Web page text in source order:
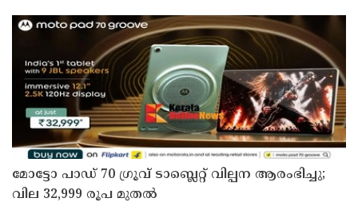
മോട്ടോ പാഡ് 70 ഗ്രൂവ് ടാബ്ലെറ്റ് വില്പന ആരംഭിച്ചു;
വില 32,999 രൂപ മുതൽ